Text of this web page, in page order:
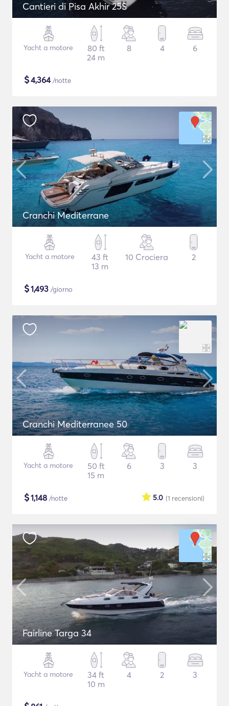
Cantieri di Pisa Akhir 25S
Yacht a motore
80 ft
24 m
8 4 6
$4,364/notte
Cranchi Mediterrane
Yacht a motore
43 ft
13 m
10 Crociera 2
$1,493 /giorno
Cranchi Mediterranee 50
Yacht a motore
50 ft
15 m
6 3 3
$1,148 /notte (1 recensioni)
5.0
Fairline Targa 34
Yacht a motore
34 ft
10 m
4 2 3